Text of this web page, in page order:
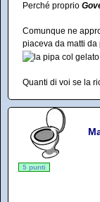
Perché proprio
Comunque ne
piaceva da matti
Quanti di voi se la
5 punti